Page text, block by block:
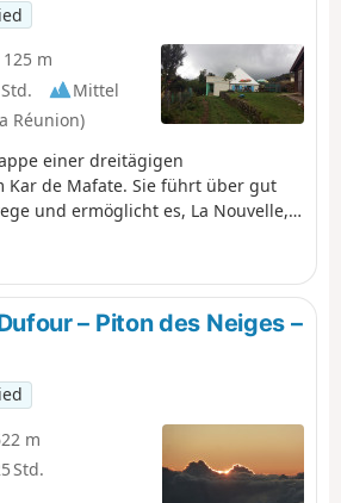
125 m
Mittel
Réunion)
einer dreitägigen
Kar de Mafate. Sie führt über gut
und ermöglicht es, La Nouvelle,
von den beeindruckenden
Neiges und der Trois Salazes.
– Piton des Neiges –
m
Std.